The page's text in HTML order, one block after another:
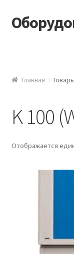
Перейти к
Перейти к
Оборудование
Главная
K 100
Отображается